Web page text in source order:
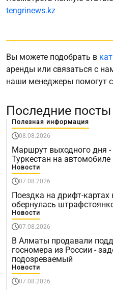
tengrinews.kz
Вы можете подобрать в
аренды или связаться с
наши менеджеры помогут
Последние посты
Полезная информация
08.08.2026
Маршрут выходного дня
Туркестан на автомобиле
Новости
07.08.2026
Поездка на дрифт-
обернулась
Новости
07.08.2026
В Алматы продавали
госномера из России -
подозреваемый
Новости
07.08.2026